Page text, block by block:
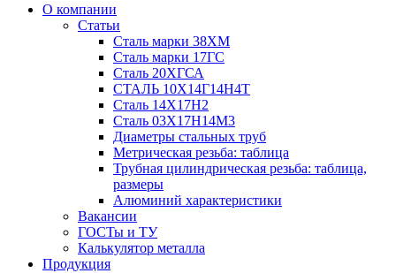
О компании
Статьи
Сталь марки 38ХМ
Сталь марки 17ГС
Сталь 20ХГСА
СТАЛЬ 10Х14Г14Н4Т
Сталь 14Х17Н2
Сталь 03Х17Н14М3
Диаметры стальных труб
Метрическая резьба: таблица
Трубная цилиндрическая резьба: таблица,
размеры
Алюминий характеристики
Вакансии
ГОСТы и ТУ
Калькулятор металла
Продукция